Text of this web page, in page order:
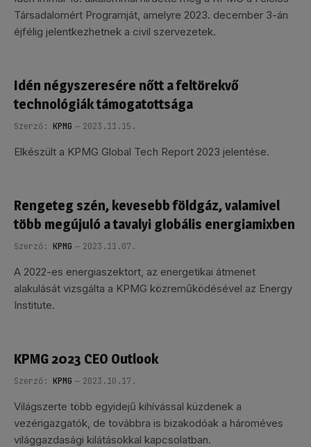
Társadalomért Programját, amelyre 2023. december 3-án
éjfélig jelentkezhetnek a civil szervezetek.
Idén négyszeresére nőtt a feltörekvő
technológiák támogatottsága
Szerző: KPMG 2023.11.15.
Elkészült a KPMG Global Tech Report 2023 jelentése.
Rengeteg szén, kevesebb földgáz, valamivel
több megújuló a tavalyi globális energiamixben
Szerző: KPMG 2023.11.07.
A 2022-es energiaszektort, az energetikai átmenet
alakulását vizsgálta a KPMG közreműködésével az Energy
Institute.
KPMG 2023 CEO Outlook
Szerző: KPMG 2023.10.17.
Világszerte több egyidejű kihívással küzdenek a
vezérigazgatók, de továbbra is bizakodóak a hároméves
világgazdasági kilátásokkal kapcsolatban.